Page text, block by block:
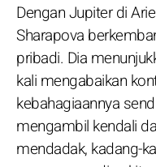
Dengan Jupiter di
Sharapova
pribadi. Dia
kali mengabaikan
kebahagiaannya
mengambil kendali
mendadak, kadang-